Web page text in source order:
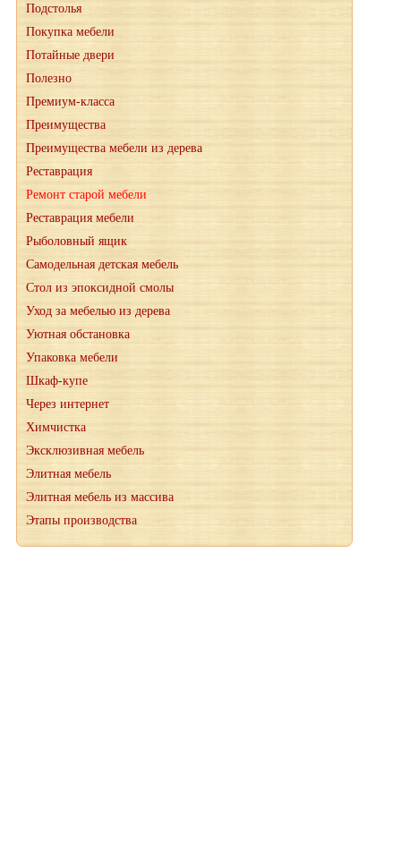
Подстолья
Покупка мебели
Потайные двери
Полезно
Премиум-класса
Преимущества
Преимущества мебели из дерева
Реставрация
Ремонт старой мебели
Реставрация мебели
Рыболовный ящик
Самодельная детская мебель
Стол из эпоксидной смолы
Уход за мебелью из дерева
Уютная обстановка
Упаковка мебели
Шкаф-купе
Через интернет
Химчистка
Эксклюзивная мебель
Элитная мебель
Элитная мебель из массива
Этапы производства